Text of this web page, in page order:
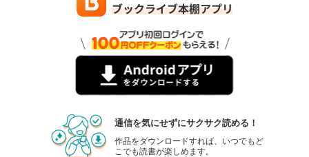
通信を気にせずにサクサク読める！
作品をダウンロードすれば、いつでもど
こでも読書が楽しめます。